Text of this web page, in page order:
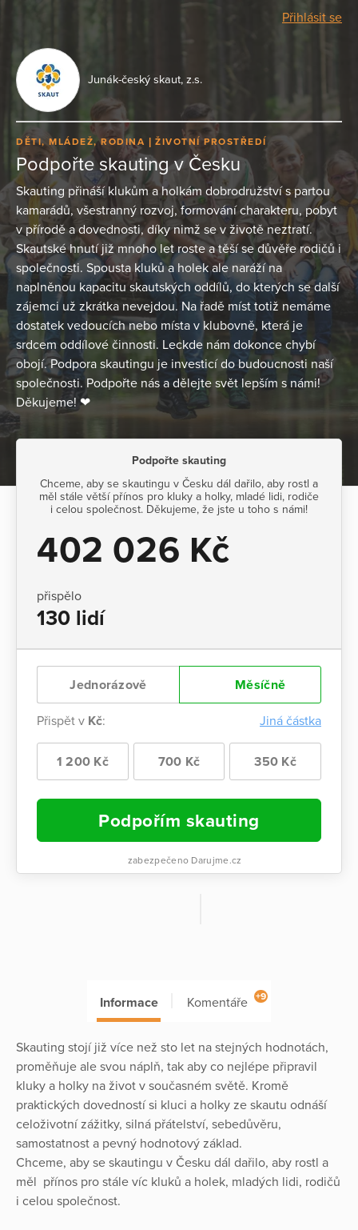
Přihlásit se
Junák-český skaut, z.s.
DĚTI, MLÁDEŽ, RODINA ŽIVOTNÍ PROSTŘEDÍ
Podpořte skauting v Česku
Skauting přináší klukům a holkám dobrodružství s partou
kamarádů, všestranný rozvoj, formování charakteru, pobyt
v přírodě a dovednosti, díky nimž se v životě neztratí.
Skautské hnutí již mnoho let roste a těší se důvěře rodičů i
společnosti. Spousta kluků a holek ale naráží na
naplněnou kapacitu skautských oddílů, do kterých se další
zájemci už zkrátka nevejdou. Na řadě míst totiž nemáme
dostatek vedoucích nebo místa v klubovně, která je
srdcem oddílové činnosti. Leckde nám dokonce chybí
obojí. Podpora skautingu je investicí do budoucnosti naší
společnosti. Podpořte nás a dělejte svět lepším s námi!
Děkujeme! ❤
Podpořte skauting
Chceme, aby se skautingu v Česku dál dařilo, aby rostl a
měl stále větší přínos pro kluky a holky, mladé lidi, rodiče
i celou společnost. Děkujeme, že jste u toho s námi!
402 026 Kč
přispělo
130 lidí
Jednorázově Měsíčně
Přispět v Kč: Jiná částka
1 200 Kč 700 Kč 350 Kč
Podpořím skauting
zabezpečeno Darujme.cz
Informace Komentáře +9
Skauting stojí již více než sto let na stejných hodnotách,
proměňuje ale svou náplň, tak aby co nejlépe připravil
kluky a holky na život v současném světě. Kromě
praktických dovedností si kluci a holky ze skautu odnáší
celoživotní zážitky, silná přátelství, sebedůvěru,
samostatnost a pevný hodnotový základ.
Chceme, aby se skautingu v Česku dál dařilo, aby rostl a
měl přínos pro stále víc kluků a holek, mladých lidi, rodičů
i celou společnost.